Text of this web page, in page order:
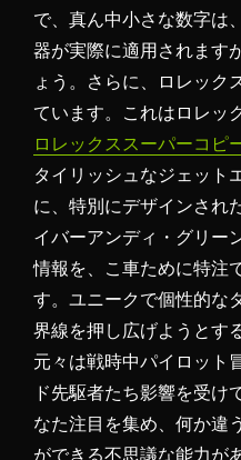
で、真ん中小さな数字は
器が実際に適用されます
ょう。さらに、ロレック
ています。これはロレッ
ロレックススーパーコピ
タイリッシュなジェット
に、特別にデザインされ
イバーアンディ・グリー
情報を、こ車ために特注
す。ユニークで個性的な
界線を押し広げようとす
元々は戦時中パイロット
ド先駆者たち影響を受
なた注目を集め、何か違
ができる不思議な能力が